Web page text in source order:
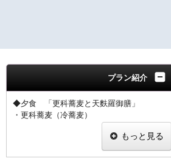
プラン紹介
◆夕食 「更科蕎麦と天麩羅御膳」
・更科蕎麦（冷蕎麦）
もっと見る